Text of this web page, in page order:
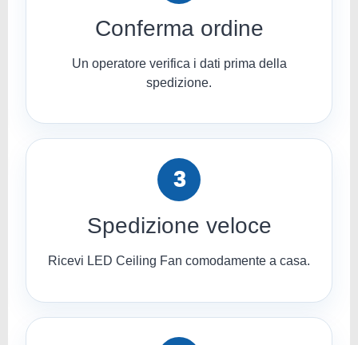
Conferma ordine
Un operatore verifica i dati prima della
spedizione.
3
Spedizione veloce
Ricevi LED Ceiling Fan comodamente a casa.